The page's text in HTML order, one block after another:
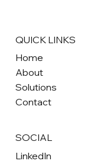
QUICK LINKS
Home
About
Solutions
Contact
SOCIAL
LinkedIn